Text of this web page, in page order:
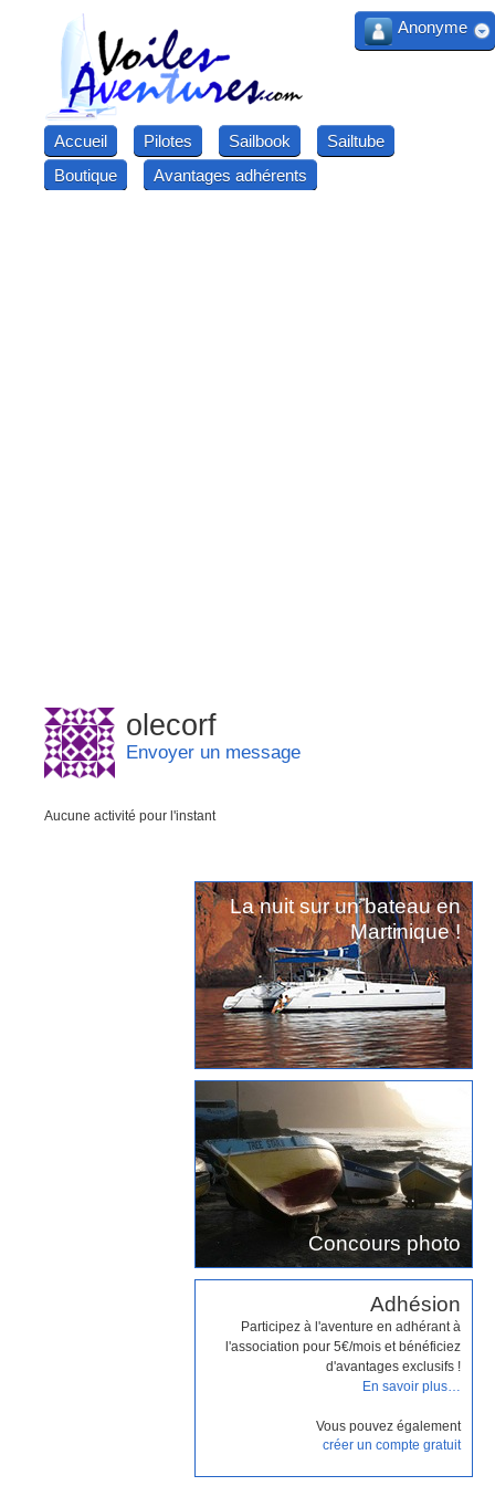
Accueil Pilotes Sailbook
Sailtube
Boutique
Avantages adhérents
olecorf
Envoyer un message
Aucune activité pour l'instant
La nuit sur un bateau en
Martinique !
Concours photo
Adhésion
Participez à l'aventure en adhérant à
l'association pour 5€/mois et bénéficiez
d'avantages exclusifs !
En savoir plus…
Vous pouvez également
créer un compte gratuit
Anonyme